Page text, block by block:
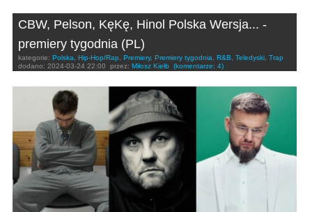
CBW, Pelson, KęKę, Hinol Polska Wersja... -
premiery tygodnia (PL)
kategorie: Polska, Hip-Hop/Rap, Premiery, Premiery tygodnia, R&B, Teledyski, Trap
dodano: 2024-03-24 22:00 przez: Miłosz Kiełb (komentarze: 4)